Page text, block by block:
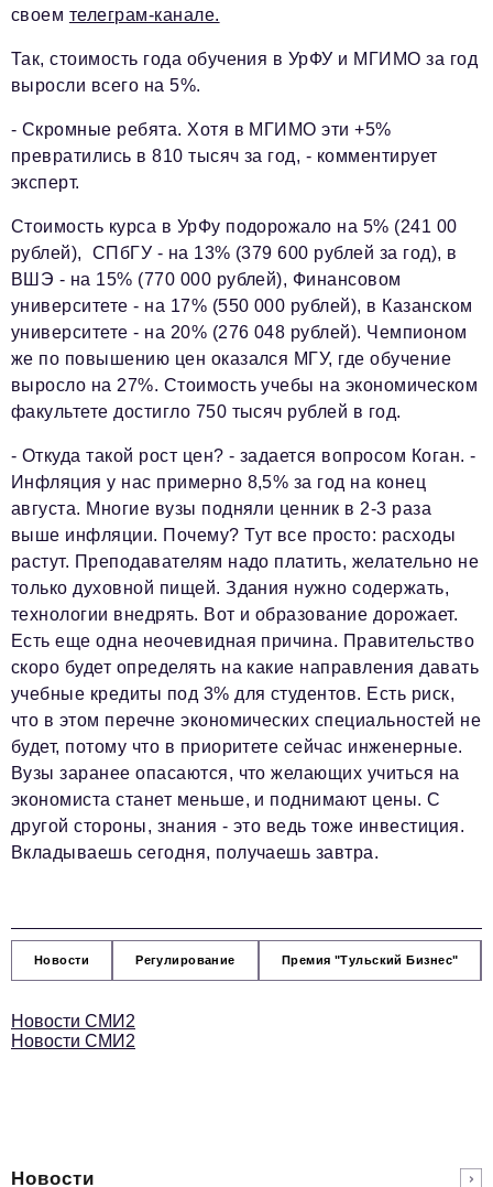
своем телеграм-канале.
Так, стоимость года обучения в УрФУ и МГИМО за год
выросли всего на 5%.
- Скромные ребята. Хотя в МГИМО эти +5%
превратились в 810 тысяч за год, - комментирует
эксперт.
Стоимость курса в УрФу подорожало на 5% (241 00
рублей), СПбГУ - на 13% (379 600 рублей за год), в
ВШЭ - на 15% (770 000 рублей), Финансовом
университете - на 17% (550 000 рублей), в Казанском
университете - на 20% (276 048 рублей). Чемпионом
же по повышению цен оказался МГУ, где обучение
выросло на 27%. Стоимость учебы на экономическом
факультете достигло 750 тысяч рублей в год.
- Откуда такой рост цен? - задается вопросом Коган. -
Инфляция у нас примерно 8,5% за год на конец
августа. Многие вузы подняли ценник в 2-3 раза
выше инфляции. Почему? Тут все просто: расходы
растут. Преподавателям надо платить, желательно не
только духовной пищей. Здания нужно содержать,
технологии внедрять. Вот и образование дорожает.
Есть еще одна неочевидная причина. Правительство
скоро будет определять на какие направления давать
учебные кредиты под 3% для студентов. Есть риск,
что в этом перечне экономических специальностей не
будет, потому что в приоритете сейчас инженерные.
Вузы заранее опасаются, что желающих учиться на
экономиста станет меньше, и поднимают цены. С
другой стороны, знания - это ведь тоже инвестиция.
Вкладываешь сегодня, получаешь завтра.
Новости Регулирование Премия "Тульский Бизнес"
Новости СМИ2
Новости СМИ2
Новости